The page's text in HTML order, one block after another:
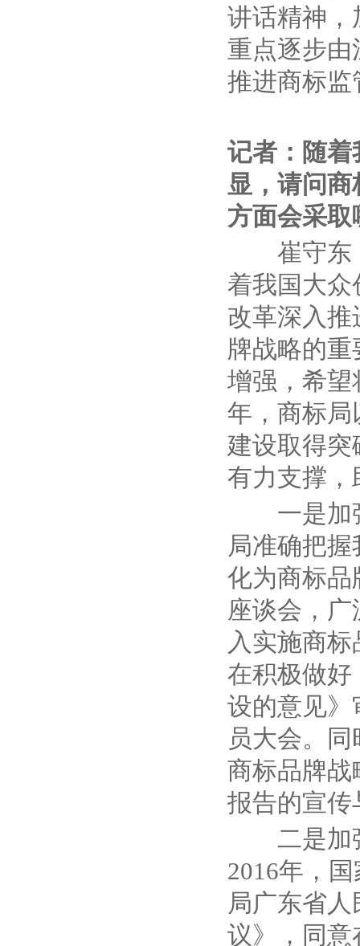
讲话精神，
重点逐步由
推进商标监
记者： 随
显，请问商
方面会采
崔守东
着我国大
改革深入推
牌战略的
增强，希望
年，商标局
建设取得
有力支撑，
一是加
局准确把
化为商标品
座谈会，
入实施商
在积极做好
设的意见》
员大会。
商标品牌战
报告的宣传
二是加
2016年，
局广东省
议》，同意